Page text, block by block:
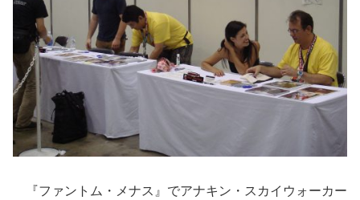
『ファントム・メナス』でアナキン・スカイウォーカー